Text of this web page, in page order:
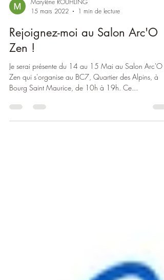
15 mars 2022
1 min de lecture
Rejoignez-moi au Salon Arc'O
Zen !
Je serai présente du 14 au 15 Mai au Salon Arc'O
Bourg Saint Maurice, de 10h à 19h. Ce...